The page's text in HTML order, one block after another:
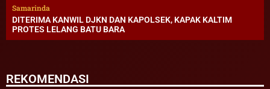
Samarinda
DITERIMA KANWIL DJKN DAN KAPOLSEK, KAPAK KALTIM
PROTES LELANG BATU BARA
REKOMENDASI